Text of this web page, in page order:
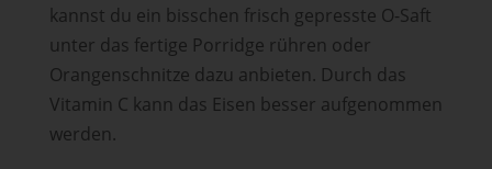
kannst du ein bisschen frisch gepresste O-Saft
unter das fertige Porridge rühren oder
Orangenschnitze dazu anbieten. Durch das
Vitamin C kann das Eisen besser aufgenommen
werden.